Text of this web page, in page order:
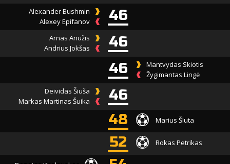
Alexander Bushmin
Alexey Epifanov
46
Arnas Anužis
Andrius Jokšas
46
46
Mantvydas Skiotis
Žygimantas Lingė
Deividas Šiuša
Markas Martinas Šuika
46
48
Marius Šluta
52 Rokas Petrikas